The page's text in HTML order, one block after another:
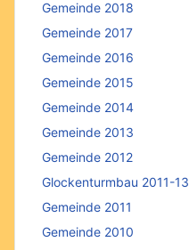
Gemeinde 2018
Gemeinde 2017
Gemeinde 2016
Gemeinde 2015
Gemeinde 2014
Gemeinde 2013
Gemeinde 2012
Glockenturmbau 2011-13
Gemeinde 2011
Gemeinde 2010